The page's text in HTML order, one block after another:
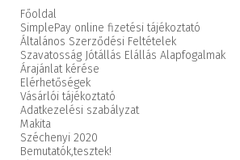
Főoldal
SimplePay online fizetési tájékoztató
Általános Szerződési Feltételek
Szavatosság Jótállás Elállás Alapfogalmak
Árajánlat kérése
Elérhetőségek
Vásárlói tájékoztató
Adatkezelési szabályzat
Makita
Széchenyi 2020
Bemutatók,tesztek!